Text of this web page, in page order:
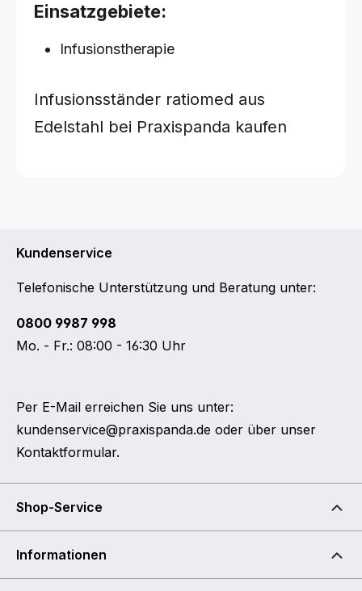
Einsatzgebiete:
Infusionstherapie
Infusionsständer ratiomed aus
Edelstahl bei Praxispanda kaufen
Kundenservice
Telefonische Unterstützung und Beratung unter:
0800 9987 998
Mo. - Fr.: 08:00 - 16:30 Uhr
Per E-Mail erreichen Sie uns unter:
kundenservice@praxispanda.de oder über unser
Kontaktformular.
Shop-Service
Informationen